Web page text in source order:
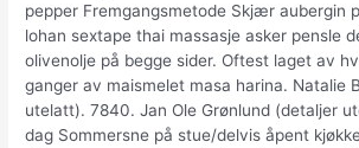
pepper Fremgangsmetode Skjær aubergin
lohan sextape thai massasje asker pensle
olivenolje på begge sider. Oftest laget av
ganger av maismelet masa harina. Natalie
utelatt). 7840. Jan Ole Grønlund (detaljer
dag Sommersne på stue/delvis åpent